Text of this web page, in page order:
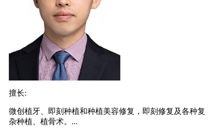
擅长:
微创植牙、即刻种植和种植美容修复，即刻修复及各种复
杂种植、植骨术。...